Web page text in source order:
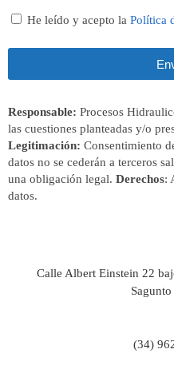
He leído y acepto la Política
Responsable: Procesos
las cuestiones planteadas y/o
Legitimación: Consentimiento
datos no se cederán a terceros
una obligación legal. Derechos:
datos.
Calle Albert Einstein 22
(34)